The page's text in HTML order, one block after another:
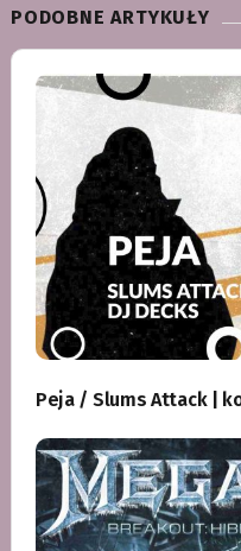
PODOBNE ARTYKUŁY
Peja / Slums Attack |